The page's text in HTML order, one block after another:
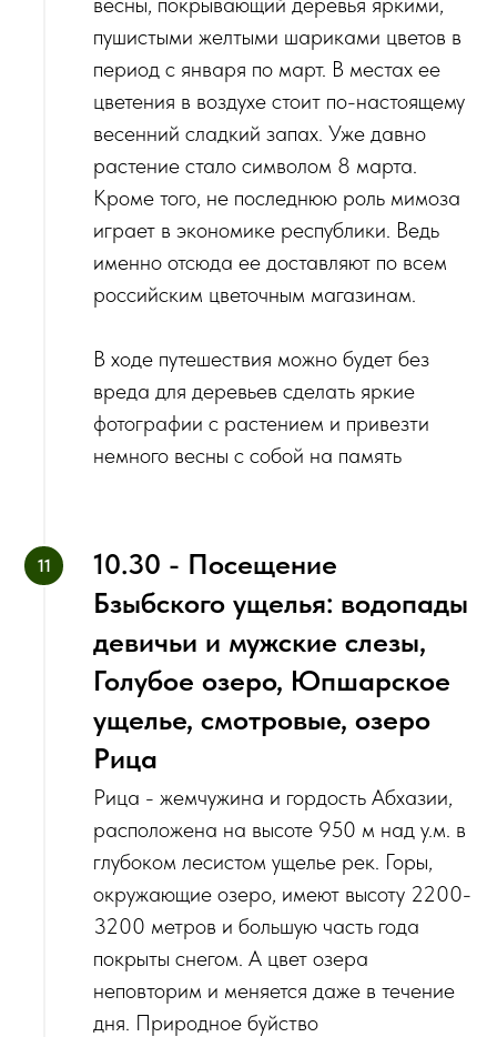
пушистыми желтыми шариками цветов в
период с января по март. В местах ее
цветения в воздухе стоит по-настоящему
весенний сладкий запах. Уже давно
растение стало символом 8 марта.
Кроме того, не последнюю роль мимоза
играет в экономике республики. Ведь
именно отсюда ее доставляют по всем
российским цветочным магазинам.
В ходе путешествия можно будет без
вреда для деревьев сделать яркие
фотографии с растением и привезти
немного весны с собой на память
10.30 - Посещение
Бзыбского ущелья: водопады
девичьи и мужские слезы,
Голубое озеро, Юпшарское
ущелье, смотровые, озеро
Рица
Рица - жемчужина и гордость Абхазии,
расположена на высоте 950 м над у.м. в
глубоком лесистом ущелье рек. Горы,
окружающие озеро, имеют высоту 2200-
3200 метров и большую часть года
покрыты снегом. А цвет озера
неповторим и меняется даже в течение
дня. Природное буйство